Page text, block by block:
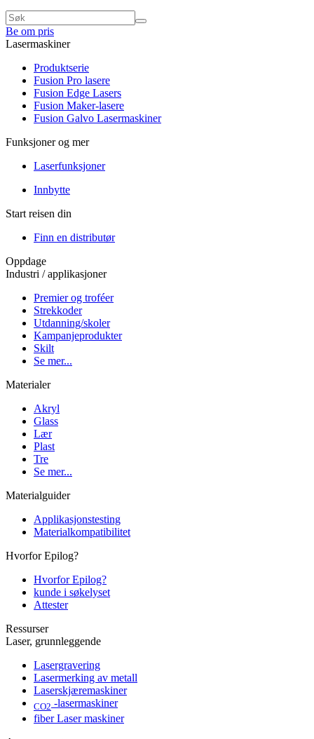
Be om pris
Lasermaskiner
Produktserie
Fusion Pro lasere
Fusion Edge Lasers
Fusion Maker-lasere
Fusion Galvo Lasermaskiner
Funksjoner og mer
Laserfunksjoner
Innbytte
Start reisen din
Finn en distributør
Oppdage
Industri / applikasjoner
Premier og troféer
Strekkoder
Utdanning/skoler
Kampanjeprodukter
Skilt
Se mer...
Materialer
Akryl
Glass
Lær
Plast
Tre
Se mer...
Materialguider
Applikasjonstesting
Materialkompatibilitet
Hvorfor Epilog?
Hvorfor Epilog?
kunde i søkelyset
Attester
Ressurser
Laser, grunnleggende
Lasergravering
Lasermerking av metall
Laserskjæremaskiner
CO2 -lasermaskiner
fiber Laser maskiner